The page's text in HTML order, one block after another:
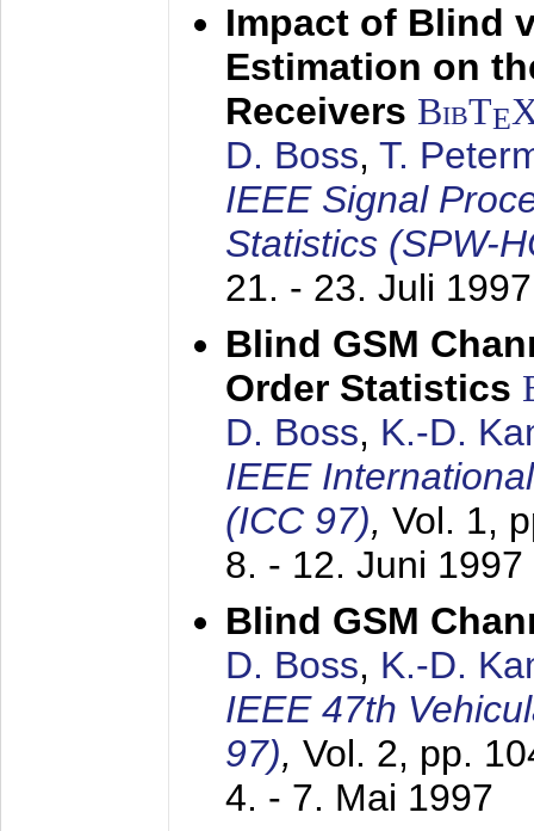
Impact of Blind
Estimation on
Receivers BibTE
D. Boss, T.
IEEE Signal
Statistics (SPW-
21. - 23. Juli 1997
Blind GSM
Order Statistics
D. Boss, K.-D.
IEEE
(ICC 97), Vol. 1,
8. - 12. Juni 1997
Blind GSM
D. Boss, K.-D.
IEEE 47th
97), Vol. 2, pp.
4. - 7. Mai 1997